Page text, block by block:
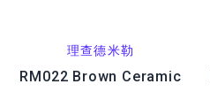
理查德米勒
RM022 Brown Ceramic